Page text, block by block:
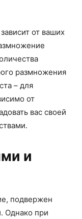
от ваших
размножения
– для
от
вас своей
и
подвержен
Однако при